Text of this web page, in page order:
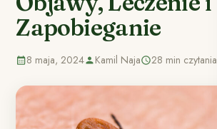
Zapobieganie
8 maja, 2024 Kamil Naja 28 min czytania